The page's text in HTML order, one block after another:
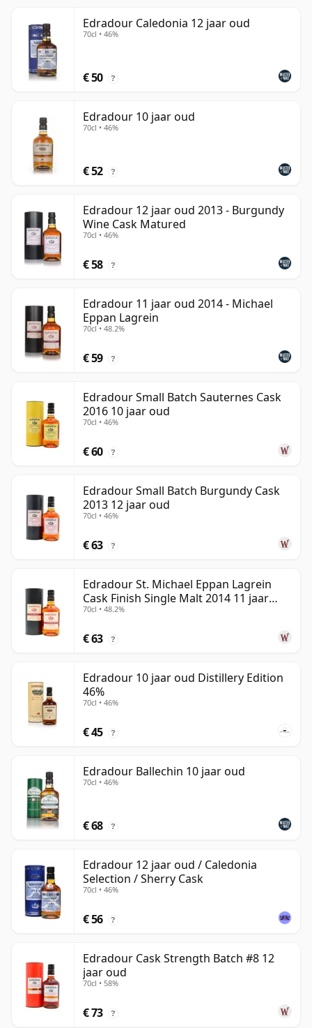
Edradour Caledonia 12 jaar oud
70cl • 46%
€ 50 ?
Edradour 10 jaar oud
70cl • 46%
€ 52 ?
Edradour 12 jaar oud 2013 - Burgundy
Wine Cask Matured
70cl • 46%
€ 58 ?
Edradour 11 jaar oud 2014 - Michael
Eppan Lagrein
70cl • 48.2%
€ 59 ?
Edradour Small Batch Sauternes Cask
2016 10 jaar oud
70cl • 46%
€ 60 ?
Edradour Small Batch Burgundy Cask
2013 12 jaar oud
70cl • 46%
€ 63 ?
Edradour St. Michael Eppan Lagrein
Cask Finish Single Malt 2014 11 jaar
oud
70cl • 48.2%
€ 63 ?
Edradour 10 jaar oud Distillery Edition
46%
70cl • 46%
€ 45 ?
Edradour Ballechin 10 jaar oud
70cl • 46%
€ 68 ?
Edradour 12 jaar oud / Caledonia
Selection / Sherry Cask
70cl • 46%
€ 56 ?
Edradour Cask Strength Batch #8 12
jaar oud
70cl • 58%
€ 73 ?